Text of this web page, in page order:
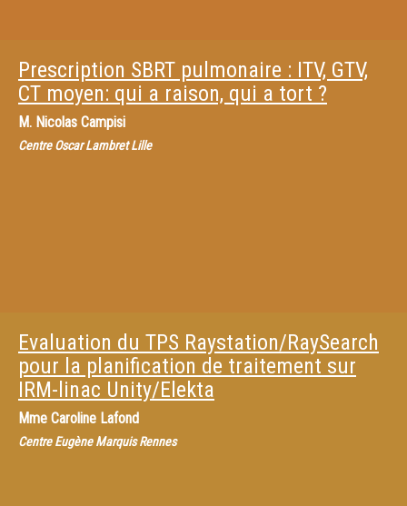
Prescription SBRT pulmonaire : ITV, GTV,
CT moyen: qui a raison, qui a tort ?
M. Nicolas Campisi
Centre Oscar Lambret Lille
Evaluation du TPS Raystation/RaySearch
pour la planification de traitement sur
IRM-linac Unity/Elekta
Mme Caroline Lafond
Centre Eugène Marquis Rennes